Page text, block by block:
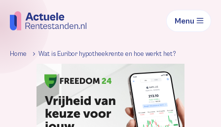
Menu
Home Wat is Euribor hypotheekrente en hoe werkt het?